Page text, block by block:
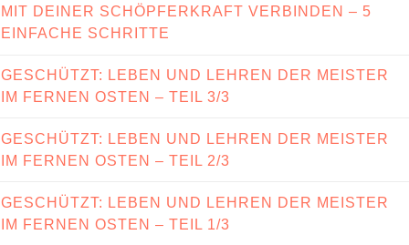
MIT DEINER SCHÖPFERKRAFT VERBINDEN – 5
EINFACHE SCHRITTE
GESCHÜTZT: LEBEN UND LEHREN DER MEISTER
IM FERNEN OSTEN – TEIL 3/3
GESCHÜTZT: LEBEN UND LEHREN DER MEISTER
IM FERNEN OSTEN – TEIL 2/3
GESCHÜTZT: LEBEN UND LEHREN DER MEISTER
IM FERNEN OSTEN – TEIL 1/3